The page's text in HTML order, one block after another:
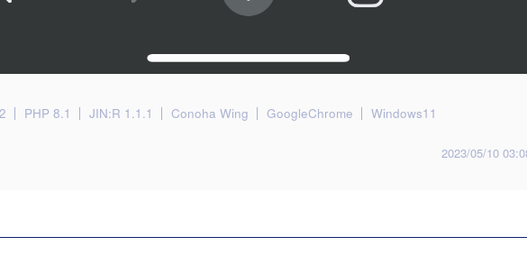
PHP 8.1 JIN:R 1.1.1 Conoha Wing GoogleChrome Windows11
2023/05/10